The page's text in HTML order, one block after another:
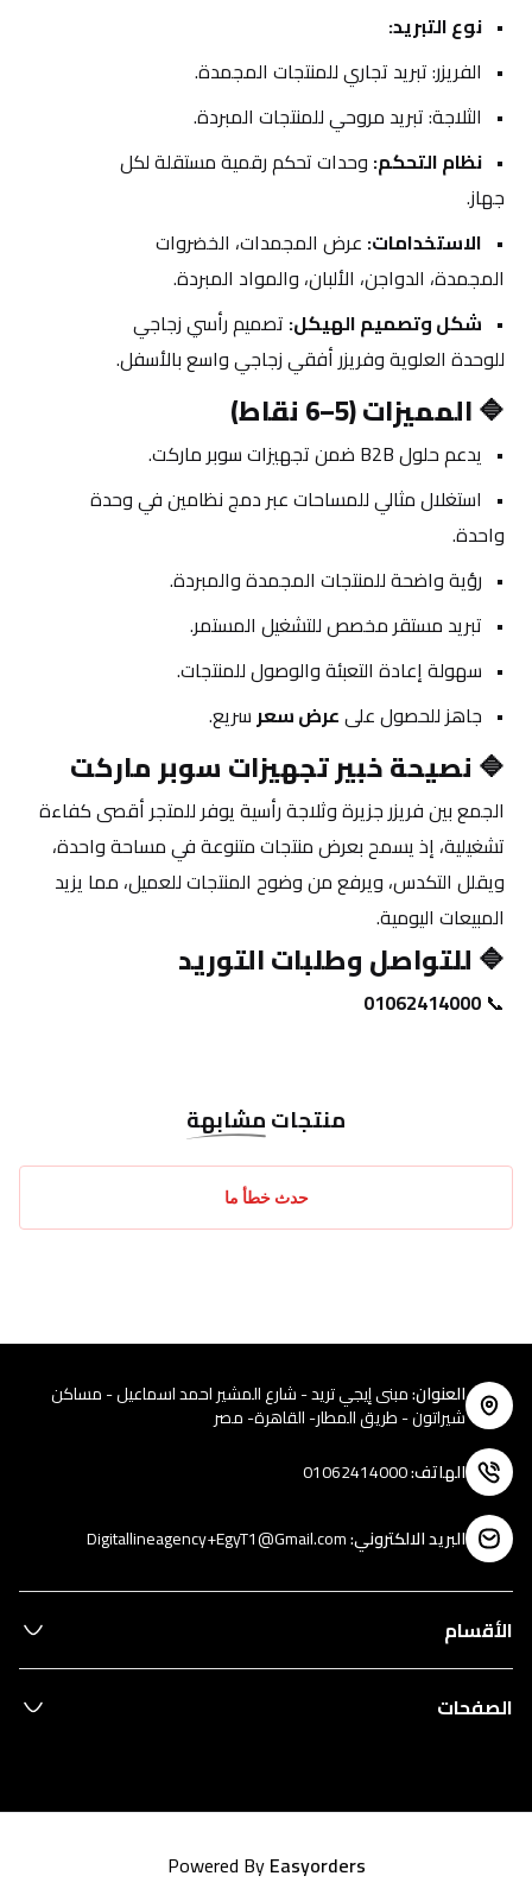
نوع التبريد:
الفريزر: تبريد تجاري للمنتجات المجمدة.
الثلاجة: تبريد مروحي للمنتجات المبردة.
نظام التحكم:
جهاز.
الاستخدامات:
المجمدة، الدواجن، الألبان، والمواد المبردة.
شكل وتصميم الهيكل:
للوحدة العلوية وفريزر أفقي زجاجي واسع بالأسفل.
🔷 المميزات (5–6 نقاط)
يدعم حلول B2B ضمن تجهيزات سوبر ماركت.
واحدة.
رؤية واضحة للمنتجات المجمدة والمبردة.
تبريد مستقر مخصص للتشغيل المستمر.
سهولة إعادة التعبئة والوصول للمنتجات.
جاهز للحصول على عرض سعر سريع.
🔷 نصيحة خبير تجهيزات سوبر ماركت
المبيعات اليومية.
🔷 للتواصل وطلبات التوريد
📞
01062414000
منتجاتمشابهة
حدث خطأ ما
العنوان:مبنى إيجي تريد - شارع المشير احمد اسماعيل - مساكن
شيراتون - طريق المطار- القاهرة- مصر
الهاتف:
01062414000
البريد الالكتروني:
Digitallineagency+EgyT1@Gmail.com
الأقسام
الصفحات
Powered ByEasyorders